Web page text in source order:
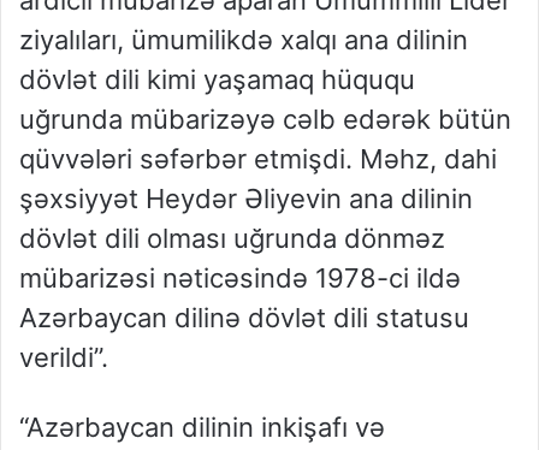
ziyalıları, ümumilikdə xalqı ana dilinin
dövlət dili kimi yaşamaq hüququ
uğrunda mübarizəyə cəlb edərək bütün
qüvvələri səfərbər etmişdi. Məhz, dahi
şəxsiyyət Heydər Əliyevin ana dilinin
dövlət dili olması uğrunda dönməz
mübarizəsi nəticəsində 1978-ci ildə
Azərbaycan dilinə dövlət dili statusu
verildi”.
“Azərbaycan dilinin inkişafı və